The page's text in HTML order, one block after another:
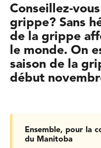
Conseillez-
grippe? Sans
de la grippe
le monde. On
saison de la
début
Ensemble, pour la
du Manitoba